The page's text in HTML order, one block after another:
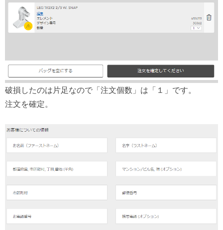
破損したのは片足なので「注文個数」は「１」です。
注文を確定。